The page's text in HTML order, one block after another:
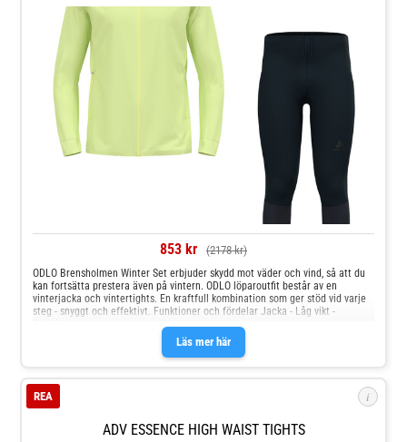
853 kr (2178 kr)
Läs mer här
ODLO Brensholmen Winter Set erbjuder skydd mot väder och vind, så att du
kan fortsätta prestera även på vintern. ODLO löparoutfit består av en
vinterjacka och vintertights. En kraftfull kombination som ger stöd vid varje
steg - snyggt och effektivt. Funktioner och fördelar Jacka - Låg vikt -
i
ADV ESSENCE HIGH WAIST TIGHTS
REA